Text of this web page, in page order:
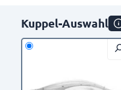
Kuppel-Auswahl